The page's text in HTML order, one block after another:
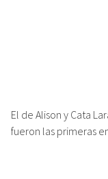
El de Alison y Cata
fueron las primeras